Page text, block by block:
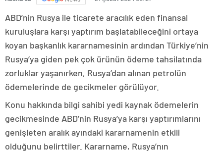
ABD’nin Rusya ile ticarete aracılık eden finansal
kuruluşlara karşı yaptırım başlatabileceğini ortaya
koyan başkanlık kararnamesinin ardından Türkiye’nin
Rusya’ya giden pek çok ürünün ödeme tahsilatında
zorluklar yaşanırken, Rusya’dan alınan petrolün
ödemelerinde de gecikmeler görülüyor.
Konu hakkında bilgi sahibi yedi kaynak ödemelerin
gecikmesinde ABD’nin Rusya’ya karşı yaptırımlarını
genişleten aralık ayındaki kararnamenin etkili
olduğunu belirttiler. Kararname, Rusya’nın